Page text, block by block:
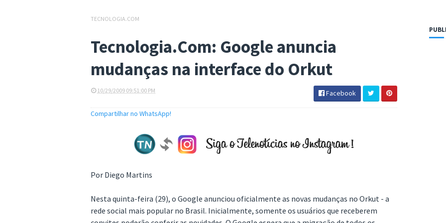
TECNOLOGIA.COM
Tecnologia.Com: Google anuncia
mudanças na interface do Orkut
10/29/2009 09:51:00 PM Facebook
Compartilhar no WhatsApp!
Por Diego Martins
Nesta quinta-feira (29), o Google anunciou oficialmente as novas mudanças no Orkut - a
rede social mais popular no Brasil. Inicialmente, somente os usuários que receberem